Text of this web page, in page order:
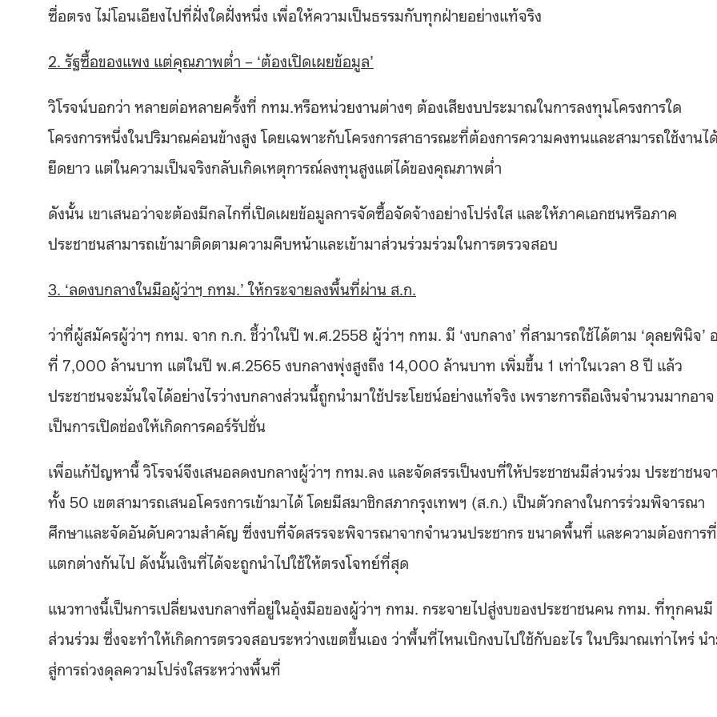
ซื่อตรง ไม่โอนเอียงไปที่ฝั่งใดฝั่งหนึ่ง เพื่อให้ความเป็นธรรมกับทุกฝ่ายอย่างแท้จริง
2. รัฐซื้อของแพง แต่คุณภาพต่ำ – ‘ต้องเปิดเผยข้อมูล’
วิโรจน์บอกว่า หลายต่อหลายครั้งที่ กทม.หรือหน่วยงานต่างๆ ต้องเสียงบประมาณในการลงทุนโครงการใด
โครงการหนึ่งในปริมาณค่อนข้างสูง โดยเฉพาะกับโครงการสาธารณะที่ต้องการความคงทนและสามารถใช้งานไ
ยืดยาว แต่ในความเป็นจริงกลับเกิดเหตุการณ์ลงทุนสูงแต่ได้ของคุณภาพต่ำ
ดังนั้น เขาเสนอว่าจะต้องมีกลไกที่เปิดเผยข้อมูลการจัดซื้อจัดจ้างอย่างโปร่งใส และให้ภาคเอกชนหรือภาค
ประชาชนสามารถเข้ามาติดตามความคืบหน้าและเข้ามาส่วนร่วมร่วมในการตรวจสอบ
3. ‘ลดงบกลางในมือผู้ว่าฯ กทม.’ ให้กระจายลงพื้นที่ผ่าน ส.ก.
ว่าที่ผู้สมัครผู้ว่าฯ กทม. จาก ก.ก. ชี้ว่าในปี พ.ศ.2558 ผู้ว่าฯ กทม. มี ‘งบกลาง’ ที่สามารถใช้ได้ตาม ‘ดุลยพินิจ’
ที่ 7,000 ล้านบาท แต่ในปี พ.ศ.2565 งบกลางพุ่งสูงถึง 14,000 ล้านบาท เพิ่มขึ้น 1 เท่าในเวลา 8 ปี แล้ว
ประชาชนจะมั่นใจได้อย่างไรว่างบกลางส่วนนี้ถูกนำมาใช้ประโยชน์อย่างแท้จริง เพราะการถือเงินจำนวนมากอาจ
เป็นการเปิดช่องให้เกิดการคอร์รัปชั่น
เพื่อแก้ปัญหานี้ วิโรจน์จึงเสนอลดงบกลางผู้ว่าฯ กทม.ลง และจัดสรรเป็นงบที่ให้ประชาชนมีส่วนร่วม ประชาชนจ
ทั้ง 50 เขตสามารถเสนอโครงการเข้ามาได้ โดยมีสมาชิกสภากรุงเทพฯ (ส.ก.) เป็นตัวกลางในการร่วมพิจารณา
ศึกษาและจัดอันดับความสำคัญ ซึ่งงบที่จัดสรรจะพิจารณาจากจำนวนประชากร ขนาดพื้นที่ และความต้องการที่
แตกต่างกันไป ดังนั้นเงินที่ได้จะถูกนำไปใช้ให้ตรงโจทย์ที่สุด
แนวทางนี้เป็นการเปลี่ยนงบกลางที่อยู่ในอุ้งมือของผู้ว่าฯ กทม. กระจายไปสู่งบของประชาชนคน กทม. ที่ทุกคนมี
ส่วนร่วม ซึ่งจะทำให้เกิดการตรวจสอบระหว่างเขตขึ้นเอง ว่าพื้นที่ไหนเบิกงบไปใช้กับอะไร ในปริมาณเท่าไหร่ น
สู่การถ่วงดุลความโปร่งใสระหว่างพื้นที่